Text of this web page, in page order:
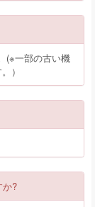
(※一部の古い機
）
か?